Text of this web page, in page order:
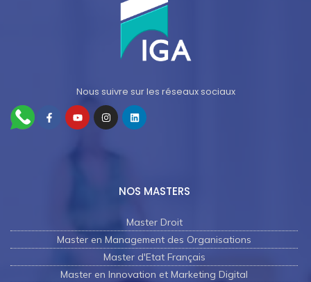
Nous suivre sur les réseaux sociaux
NOS MASTERS
Master Droit
Master en Management des Organisations
Master d'Etat Français
Master en Innovation et Marketing Digital